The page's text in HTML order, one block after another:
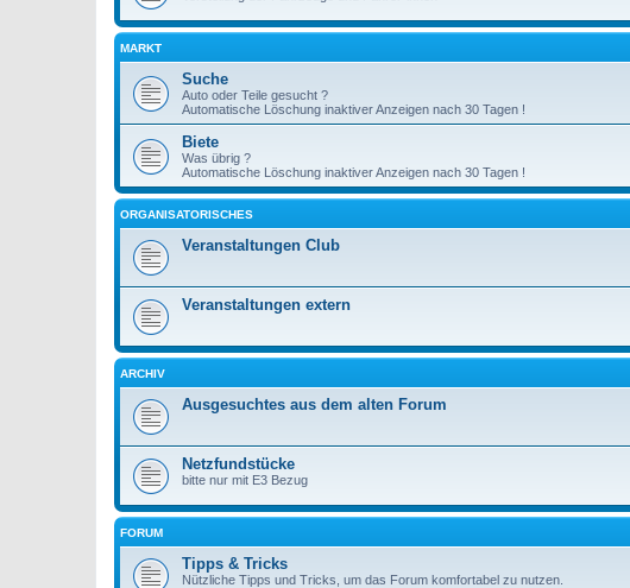
MARKT
Suche
Auto oder Teile gesucht ?
Automatische Löschung inaktiver Anzeigen nach 30 Tagen !
Biete
Was übrig ?
Automatische Löschung inaktiver Anzeigen nach 30 Tagen !
ORGANISATORISCHES
Veranstaltungen Club
Veranstaltungen extern
ARCHIV
Ausgesuchtes aus dem alten Forum
Netzfundstücke
bitte nur mit E3 Bezug
FORUM
Tipps & Tricks
Nützliche Tipps und Tricks, um das Forum komfortabel zu nutzen.